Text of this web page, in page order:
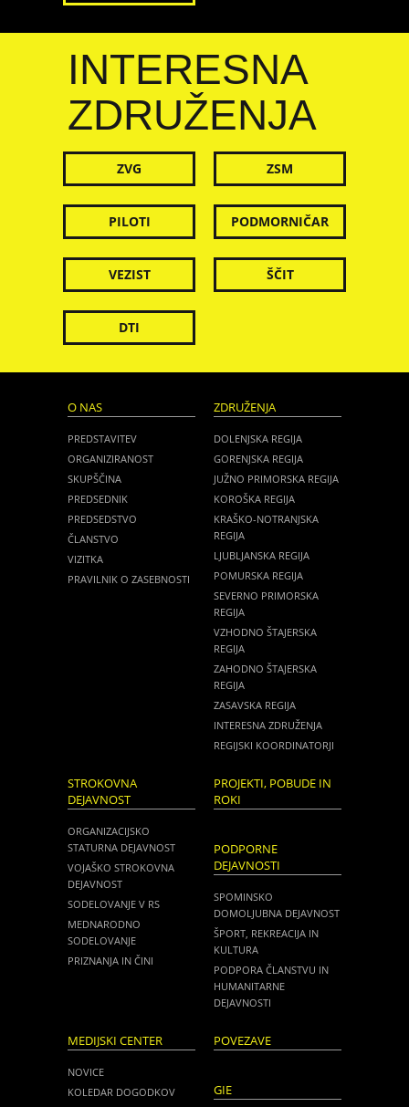
INTERESNA
ZDRUŽENJA
ZVG ZSM
PILOTI PODMORNIČAR
VEZIST ŠČIT
DTI
O NAS
PREDSTAVITEV
ORGANIZIRANOST
SKUPŠČINA
PREDSEDNIK
PREDSEDSTVO
ČLANSTVO
VIZITKA
PRAVILNIK O ZASEBNOSTI
ZDRUŽENJA
DOLENJSKA REGIJA
GORENJSKA REGIJA
JUŽNO PRIMORSKA REGIJA
KOROŠKA REGIJA
KRAŠKO-NOTRANJSKA
REGIJA
LJUBLJANSKA REGIJA
POMURSKA REGIJA
SEVERNO PRIMORSKA
REGIJA
VZHODNO ŠTAJERSKA
REGIJA
ZAHODNO ŠTAJERSKA
REGIJA
ZASAVSKA REGIJA
INTERESNA ZDRUŽENJA
REGIJSKI KOORDINATORJI
STROKOVNA
DEJAVNOST
ORGANIZACIJSKO
STATURNA DEJAVNOST
VOJAŠKO STROKOVNA
DEJAVNOST
SODELOVANJE V RS
MEDNARODNO
SODELOVANJE
PRIZNANJA IN ČINI
PROJEKTI, POBUDE IN
ROKI
PODPORNE
DEJAVNOSTI
SPOMINSKO
DOMOLJUBNA DEJAVNOST
ŠPORT, REKREACIJA IN
KULTURA
PODPORA ČLANSTVU IN
HUMANITARNE
DEJAVNOSTI
MEDIJSKI CENTER
NOVICE
KOLEDAR DOGODKOV
POVEZAVE
GIE